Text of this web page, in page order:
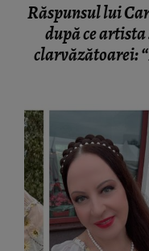
Răspunsul lui
după ce
clarvăzătoarei: